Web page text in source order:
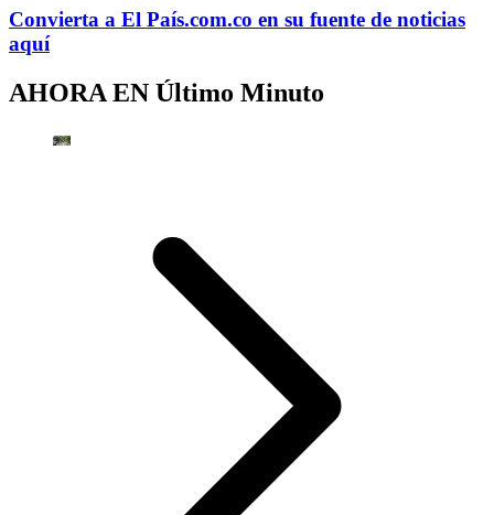
Convierta a El País.com.co en su fuente de noticias
aquí
AHORA EN Último Minuto